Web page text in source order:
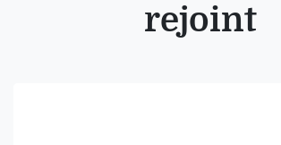
rejoint